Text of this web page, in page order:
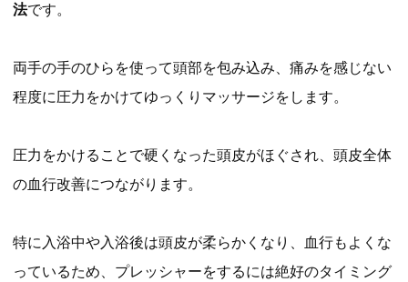
法です。
両手の手のひらを使って頭部を包み込み、痛みを感じない
程度に圧力をかけてゆっくりマッサージをします。
圧力をかけることで硬くなった頭皮がほぐされ、頭皮全体
の血行改善につながります。
特に入浴中や入浴後は頭皮が柔らかくなり、血行もよくな
っているため、プレッシャーをするには絶好のタイミング